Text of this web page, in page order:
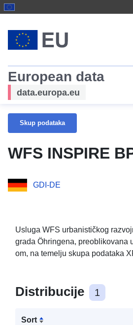
European data
data.europa.eu
Skup podataka
WFS INSPIRE
GDI-DE
Usluga WFS urbanističkog
grada Öhringena, preoblikovana
om, na temelju skupa podataka
Distribucije 1
Sort